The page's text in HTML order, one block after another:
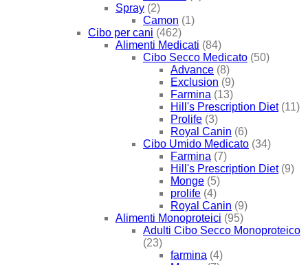
Spray (2)
Camon (1)
Cibo per cani (462)
Alimenti Medicati (84)
Cibo Secco Medicato (50)
Advance (8)
Exclusion (9)
Farmina (13)
Hill's Prescription Diet (11)
Prolife (3)
Royal Canin (6)
Cibo Umido Medicato (34)
Farmina (7)
Hill's Prescription Diet (9)
Monge (5)
prolife (4)
Royal Canin (9)
Alimenti Monoproteici (95)
Adulti Cibo Secco Monoproteico
(23)
farmina (4)